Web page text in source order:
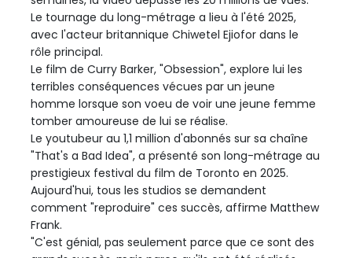
Le tournage du long-métrage a lieu à l'été 2025,
avec l'acteur britannique Chiwetel Ejiofor dans le
rôle principal.
Le film de Curry Barker, "Obsession", explore lui les
terribles conséquences vécues par un jeune
homme lorsque son voeu de voir une jeune femme
tomber amoureuse de lui se réalise.
Le youtubeur au 1,1 million d'abonnés sur sa chaîne
"That's a Bad Idea", a présenté son long-métrage au
prestigieux festival du film de Toronto en 2025.
Aujourd'hui, tous les studios se demandent
comment "reproduire" ces succès, affirme Matthew
Frank.
"C'est génial, pas seulement parce que ce sont des